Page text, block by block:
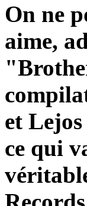
On ne
aime,
et
ce qui